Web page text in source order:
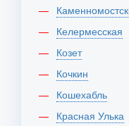
Келермесская
Козет
Кочкин
Кошехабль
Красная Улька